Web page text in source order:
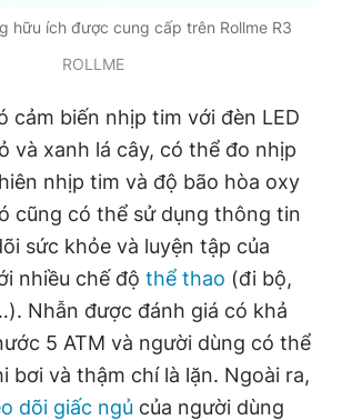
hữu ích được cung cấp trên Rollme R3
ROLLME
cảm biến nhịp tim với đèn LED
và xanh lá cây, có thể đo nhịp
nhịp tim và độ bão hòa oxy
cũng có thể sử dụng thông tin
sức khỏe và luyện tập của
nhiều chế độ thể thao (đi bộ,
Nhẫn được đánh giá có khả
5 ATM và người dùng có thể
bơi và thậm chí là lặn. Ngoài ra,
dõi giấc ngủ của người dùng